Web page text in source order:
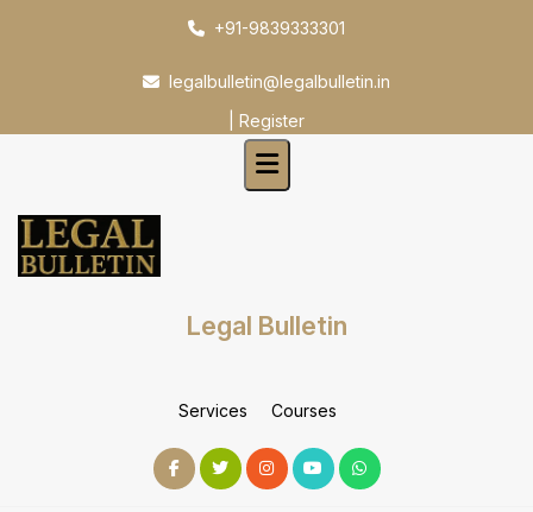
+91-9839333301
legalbulletin@legalbulletin.in
Register
Legal Bulletin
Services Courses